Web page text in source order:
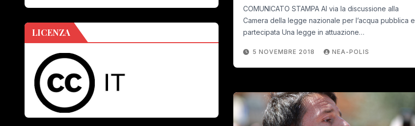
LICENZA
COMUNICATO STAMPA Al via la discussione alla
Camera della legge nazionale per l’acqua pubblica e
partecipata Una legge in attuazione…
5 NOVEMBRE 2018 NEA-POLIS